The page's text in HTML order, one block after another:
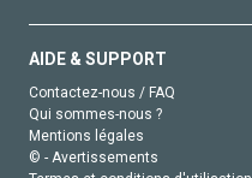
AIDE & SUPPORT
Contactez-nous / FAQ
Qui sommes-nous ?
Mentions légales
© - Avertissements